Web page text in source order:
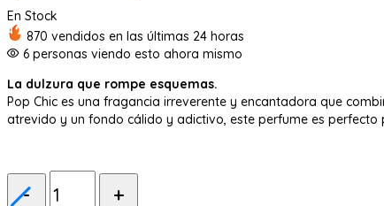
original
era:
$ 150.000.
actual
$ 134.900.
En Stock
870 vendidos en las últimas 24 horas
6 personas viendo esto ahora mismo
La dulzura que rompe esquemas.
Pop Chic es una fragancia irreverente y encantadora que
atrevido y un fondo cálido y adictivo, este perfume es
Cantidad: